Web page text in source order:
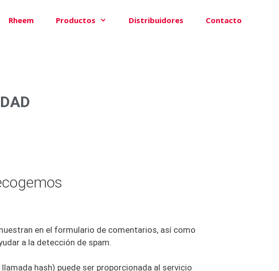
Rheem Productos Distribuidores Contacto
en el formulario de comentarios, así como
a la detección de spam.
hash) puede ser proporcionada al servicio